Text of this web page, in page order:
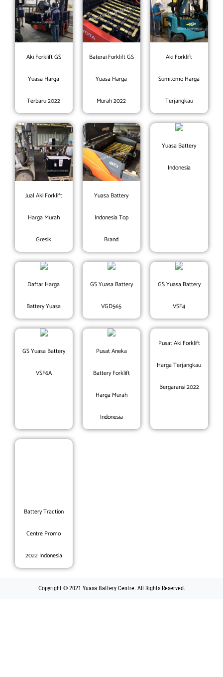
Aki Forklift GS
Yuasa Harga
Terbaru 2022
Baterai Forklift GS
Yuasa Harga
Murah 2022
Aki Forklift
Sumitomo Harga
Terjangkau
Jual Aki Forklift
Harga Murah
Gresik
Yuasa Battery
Indonesia Top
Brand
Yuasa Battery
Indonesia
Daftar Harga
Battery Yuasa
GS Yuasa Battery
VGD565
GS Yuasa Battery
VSF4
GS Yuasa Battery
VSF6A
Pusat Aneka
Battery Forklift
Harga Murah
Indonesia
Pusat Aki Forklift
Harga Terjangkau
Bergaransi 2022